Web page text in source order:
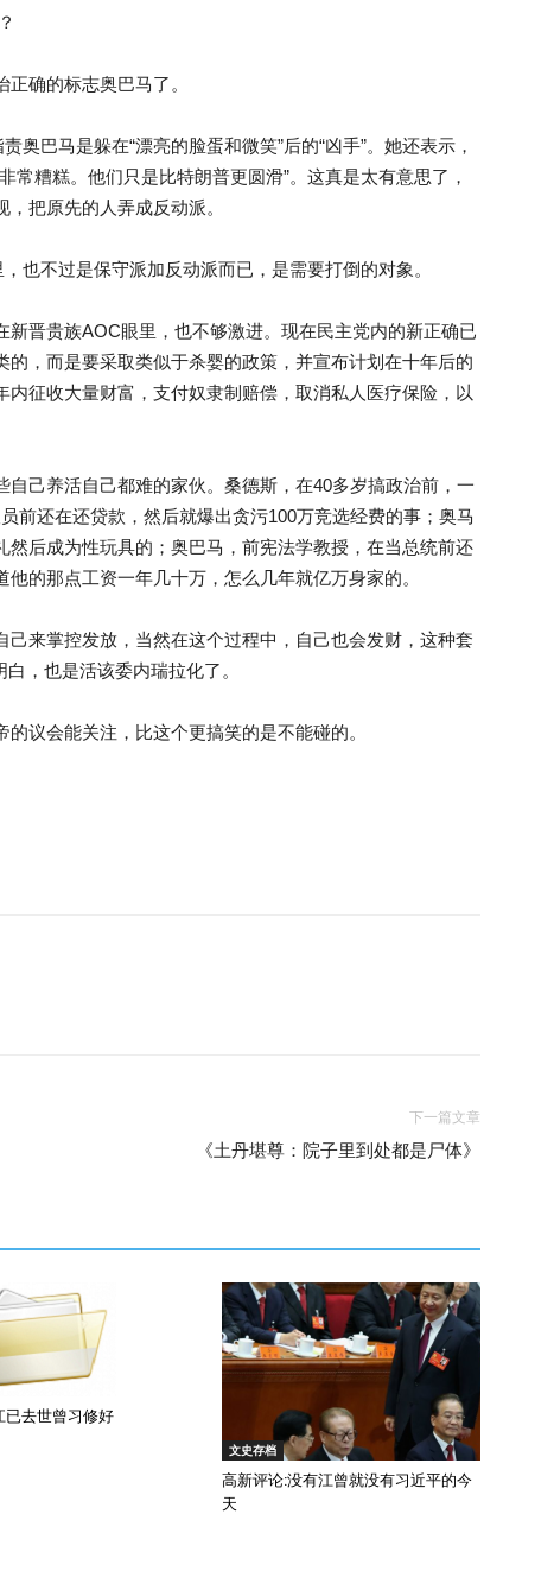
确的标志奥巴马了。
奥巴马是躲在“漂亮的脸蛋和微笑”后的“凶手”。她还表示，
常糟糕。他们只是比特朗普更圆滑”。这真是太有意思了，
把原先的人弄成反动派。
也不过是保守派加反动派而已，是需要打倒的对象。
晋贵族AOC眼里，也不够激进。现在民主党内的新正确已
，而是要采取类似于杀婴的政策，并宣布计划在十年后的
征收大量财富，支付奴隶制赔偿，取消私人医疗保险，以
己养活自己都难的家伙。桑德斯，在40多岁搞政治前，一
前还在还贷款，然后就爆出贪污100万竞选经费的事；奥马
后成为性玩具的；奥巴马，前宪法学教授，在当总统前还
的那点工资一年几十万，怎么几年就亿万身家的。
来掌控发放，当然在这个过程中，自己也会发财，这种套
，也是活该委内瑞拉化了。
议会能关注，比这个更搞笑的是不能碰的。
下一篇文章
《土丹堪尊：院子里到处都是尸体》
已去世曾习修好
文史存档
高新评论:没有江曾就没有习近平的今
天